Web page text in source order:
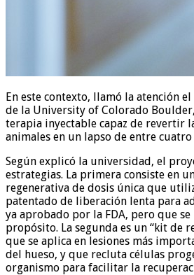
En este contexto, llamó la atención
de la University of Colorado
terapia inyectable capaz de revertir
animales en un lapso de entre cuatro
Según explicó la universidad, el
estrategias. La primera consiste en
regenerativa de dosis única que
patentado de liberación lenta para
ya aprobado por la FDA, pero que
propósito. La segunda es un “kit de
que se aplica en lesiones más
del hueso, y que recluta células
organismo para facilitar la